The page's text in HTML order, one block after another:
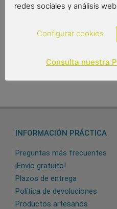
Out of stock
INFORMACIÓN PRÁCTICA
Preguntas más frecuentes
¡Envío gratuito!
Plazos de entrega
Política de devoluciones
Productos artesanos
redes sociales y análisis
Configurar cookies
Consulta nuestra